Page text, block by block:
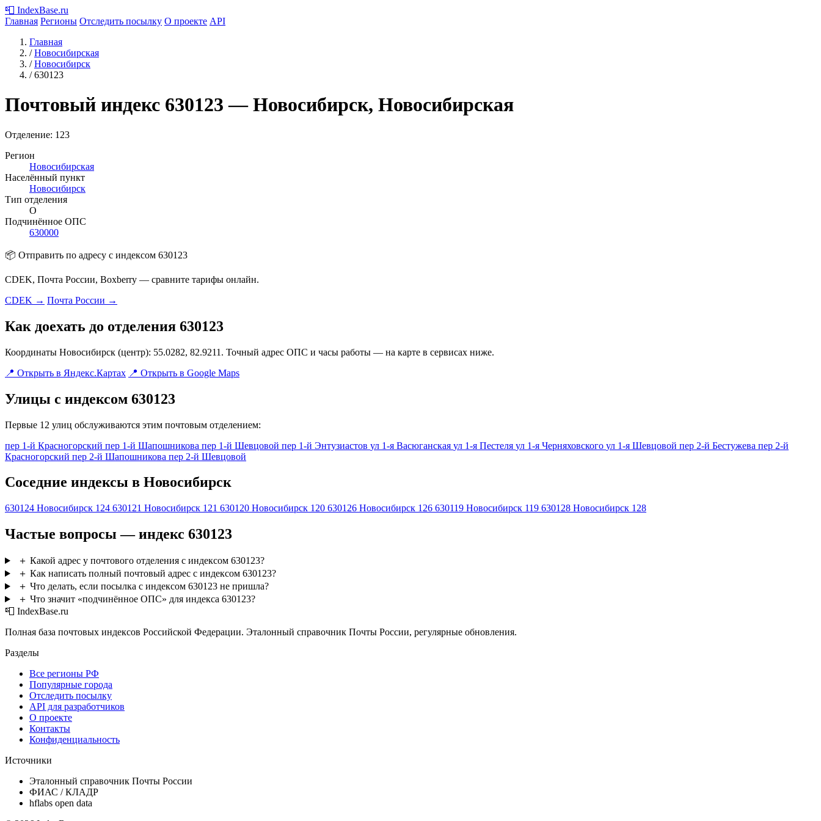
📮 IndexBase.ru
Главная Регионы Отследить посылку О проекте API
Главная
/ Новосибирская
/ Новосибирск
/ 630123
Почтовый индекс 630123 — Новосибирск, Новосибирская
Отделение: 123
Регион
Новосибирская
Населённый пункт
Новосибирск
Тип отделения
О
Подчинённое ОПС
630000
📦 Отправить по адресу с индексом 630123
CDEK, Почта России, Boxberry — сравните тарифы онлайн.
CDEK → Почта России →
Как доехать до отделения 630123
Координаты Новосибирск (центр): 55.0282, 82.9211. Точный адрес ОПС и часы работы — на карте в сервисах ниже.
📍 Открыть в Яндекс.Картах 📍 Открыть в Google Maps
Улицы с индексом 630123
Первые 12 улиц обслуживаются этим почтовым отделением:
пер 1-й Красногорский пер 1-й Шапошникова пер 1-й Шевцовой пер 1-й Энтузиастов ул 1-я Васюганская ул 1-я Пестеля ул 1-я Черняховского ул 1-я Шевцовой пер 2-й Бестужева пер 2-й
Красногорский пер 2-й Шапошникова пер 2-й Шевцовой
Соседние индексы в Новосибирск
630124 Новосибирск 124 630121 Новосибирск 121 630120 Новосибирск 120 630126 Новосибирск 126 630119 Новосибирск 119 630128 Новосибирск 128
Частые вопросы — индекс 630123
＋ Какой адрес у почтового отделения с индексом 630123?
＋ Как написать полный почтовый адрес с индексом 630123?
＋ Что делать, если посылка с индексом 630123 не пришла?
＋ Что значит «подчинённое ОПС» для индекса 630123?
📮 IndexBase.ru
Полная база почтовых индексов Российской Федерации. Эталонный справочник Почты России, регулярные обновления.
Разделы
Все регионы РФ
Популярные города
Отследить посылку
API для разработчиков
О проекте
Контакты
Конфиденциальность
Источники
Эталонный справочник Почты России
ФИАС / КЛАДР
hflabs open data